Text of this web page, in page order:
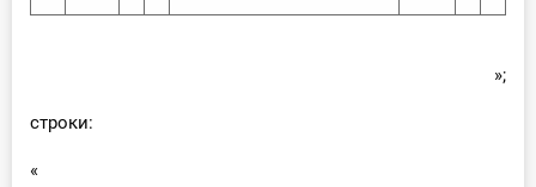
»;
строки:
«